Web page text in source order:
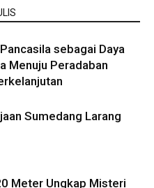
sebagai Daya
Menuju Peradaban
Sumedang Larang
Meter Ungkap Misteri